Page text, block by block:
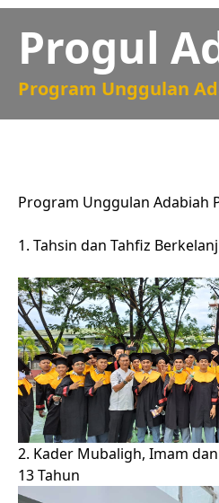
Progul
Program Unggulan
Program Unggulan Adabiah
1. Tahsin dan Tahfiz
2. Kader Mubaligh, Imam
13 Tahun